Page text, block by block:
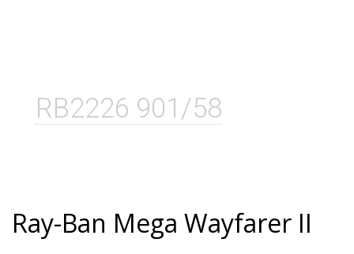
RB2226 901/58
Ray-Ban Mega Wayfarer II